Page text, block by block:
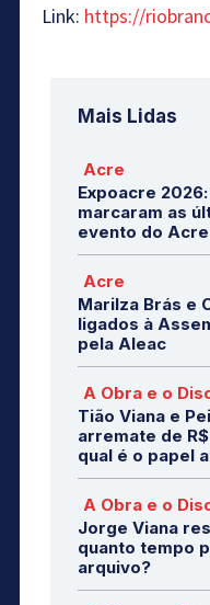
Link: https://
Mais Lidas
Acre
Expoacre
marcaram as
evento do Acre
Acre
Marilza Brás e
ligados à
pela Aleac
A Obra e o
Tião Viana e
arremate de
qual é o papel
A Obra e o
Jorge Viana
quanto tempo
arquivo?